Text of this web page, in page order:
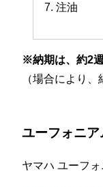
7. 注油
※納期は、約2
（場合により
ユーフォニ
ヤマハ ユーフ